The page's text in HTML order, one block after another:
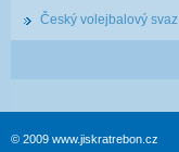
Český volejbalový svaz
© 2009 www.jiskratrebon.cz